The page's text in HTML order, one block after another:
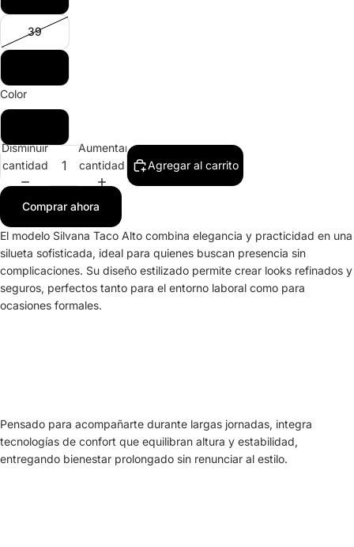
39
Color
Disminuir
cantidad
Aumentar
cantidad
Agregar al carrito
Comprar ahora
El modelo Silvana Taco Alto combina elegancia y practicidad en una
silueta sofisticada, ideal para quienes buscan presencia sin
complicaciones. Su diseño estilizado permite crear looks refinados y
seguros, perfectos tanto para el entorno laboral como para
ocasiones formales.
Pensado para acompañarte durante largas jornadas, integra
tecnologías de confort que equilibran altura y estabilidad,
entregando bienestar prolongado sin renunciar al estilo.